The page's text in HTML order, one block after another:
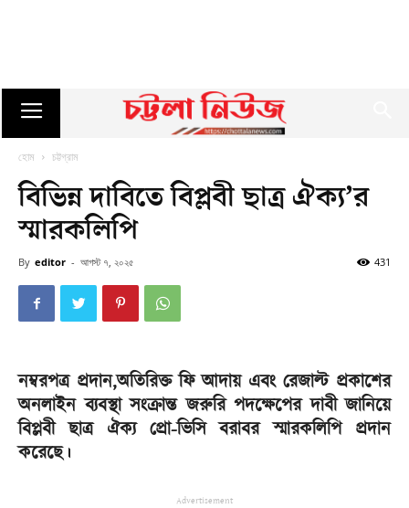
হোম চট্টগ্রাম
বিভিন্ন দাবিতে বিপ্লবী ছাত্র ঐক্য’র
স্মারকলিপি
By editor - আগস্ট ৭, ২০২৫ 431
নম্বরপত্র প্রদান,অতিরিক্ত ফি আদায় এবং রেজাল্ট প্রকাশের
অনলাইন ব্যবস্থা সংক্রান্ত জরুরি পদক্ষেপের দাবী জানিয়ে
বিপ্লবী ছাত্র ঐক্য প্রো-ভিসি বরাবর স্মারকলিপি প্রদান
করেছে।
Advertisement